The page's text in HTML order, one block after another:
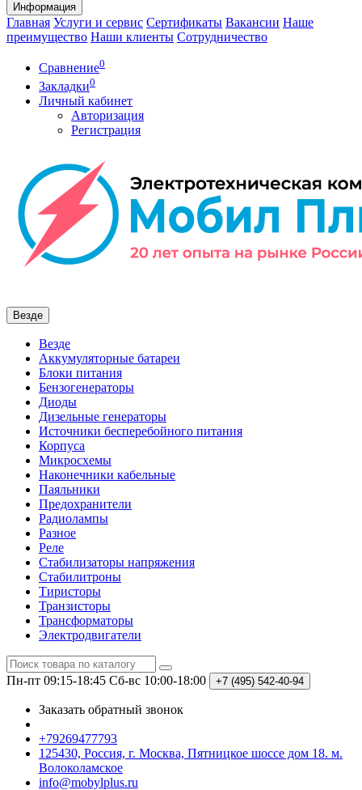
Информация
Главная Услуги и сервис Сертификаты Вакансии Наше
преимущество Наши клиенты Сотрудничество
Сравнение0
Закладки0
Личный кабинет
Авторизация
Регистрация
Везде
Везде
Аккумуляторные батареи
Блоки питания
Бензогенераторы
Диоды
Дизельные генераторы
Источники бесперебойного питания
Корпуса
Микросхемы
Наконечники кабельные
Паяльники
Предохранители
Радиолампы
Разное
Реле
Стабилизаторы напряжения
Стабилитроны
Тиристоры
Транзисторы
Трансформаторы
Электродвигатели
Пн-пт 09:15-18:45 Сб-вс 10:00-18:00 +7 (495) 542-40-94
Заказать обратный звонок
+79269477793
125430, Россия, г. Москва, Пятницкое шоссе дом 18. м.
Волоколамское
info@mobylplus.ru